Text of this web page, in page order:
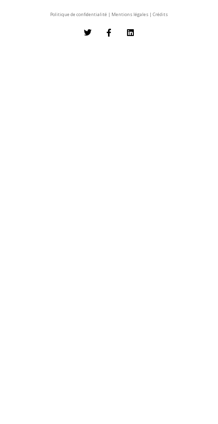
Politique de confidentialité | Mentions légales | Crédits